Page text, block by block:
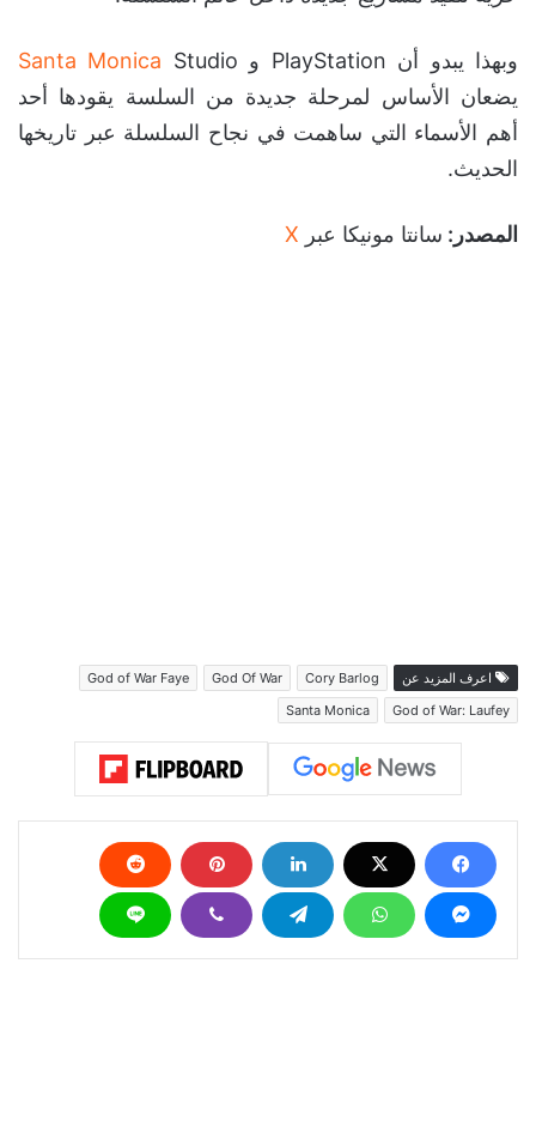
وبهذا يبدو أن PlayStation و Santa Monica Studio
يضعان الأساس لمرحلة جديدة من السلسة يقودها أحد
أهم الأسماء التي ساهمت في نجاح السلسلة عبر تاريخها
الحديث.
المصدر: سانتا مونيكا عبر X
اعرف المزيد عن Cory Barlog
God Of War
God of War Faye
God of War: Laufey
Santa Monica